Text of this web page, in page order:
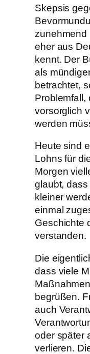
Skepsis
zunehmend
eher aus
kennt. Der
als
betrachtet,
Problemfall,
vorsorglich
werden
Heute sind
Lohns für
Morgen
glaubt,
kleiner
einmal
Geschichte
verstanden.
Die
dass viele
begrüßen.
auch
oder später
verlieren.